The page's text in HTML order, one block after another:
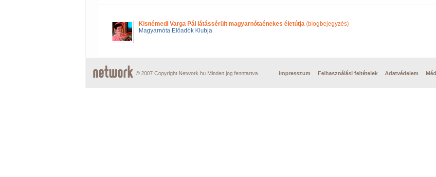
Kisnémedi Varga Pál látássérült magyarnótaénekes életútja(blogbejegyzés)
Magyarnóta Előadók Klubja
© 2007 Copyright Network.hu Minden jog fenntartva. Impresszum Felhasználási feltételek Adatvédelem